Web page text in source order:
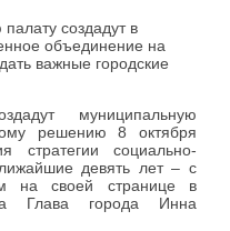
создадут в
объединение на
важные городские
муниципальную
решению 8 октября
стратегии социально-
девять лет – с
на своей странице в
Глава города Инна